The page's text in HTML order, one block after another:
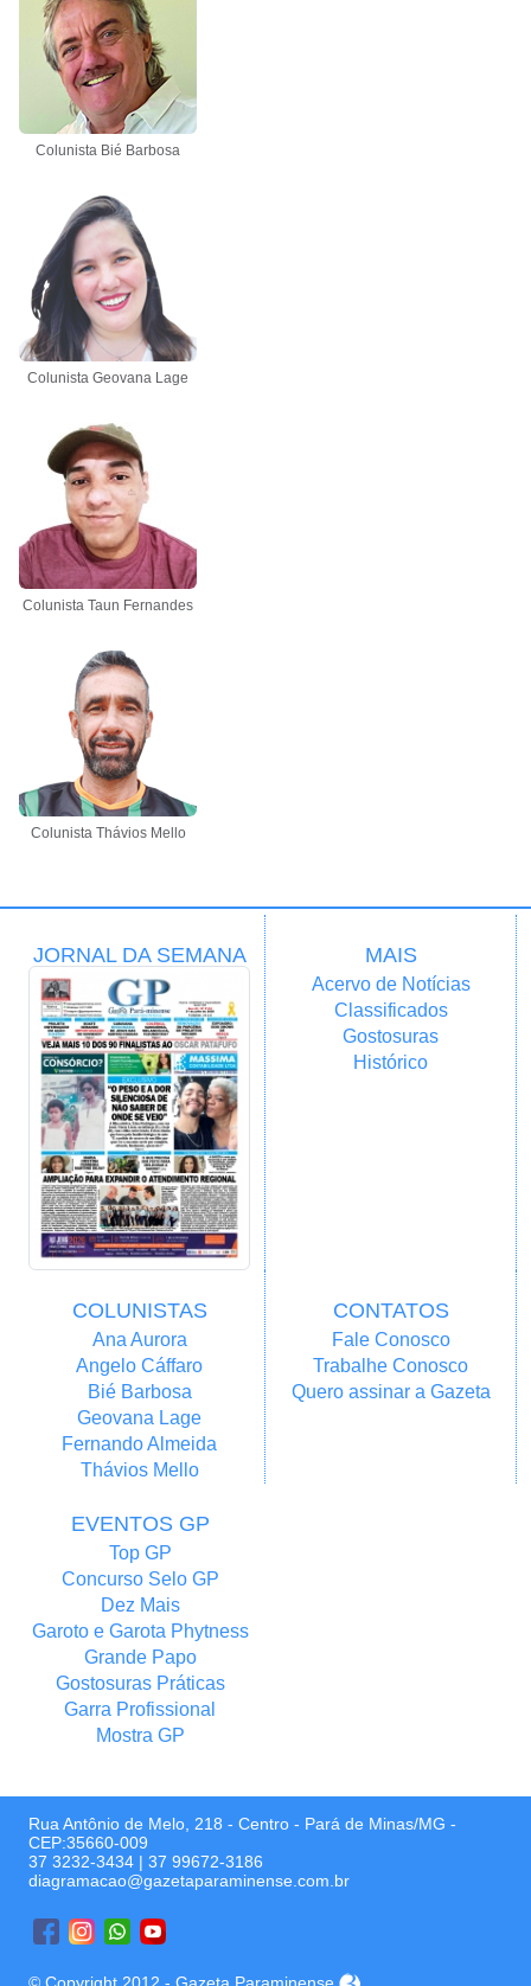
Colunista Bié Barbosa
Colunista Geovana Lage
Colunista Taun Fernandes
Colunista Thávios Mello
JORNAL DA SEMANA MAIS
Acervo de Notícias
Classificados
Gostosuras
Histórico
COLUNISTAS
Ana Aurora
Angelo Cáffaro
Bié Barbosa
Geovana Lage
Fernando Almeida
Thávios Mello
CONTATOS
Fale Conosco
Trabalhe Conosco
Quero assinar a Gazeta
EVENTOS GP
Top GP
Concurso Selo GP
Dez Mais
Garoto e Garota Phytness
Grande Papo
Gostosuras Práticas
Garra Profissional
Mostra GP
Rua Antônio de Melo, 218 - Centro - Pará de Minas/MG -
CEP:35660-009
37 3232-3434 | 37 99672-3186
diagramacao@gazetaparaminense.com.br